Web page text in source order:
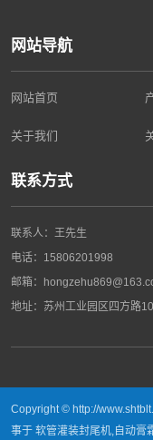
网站导航
网站首页
关于我们
联系方式
联系人：王先生
电话： 15806201998
邮箱：
地址： 苏州工业园区四方路
Copyright © http://
事于 软管灌装封尾机, 自动膏